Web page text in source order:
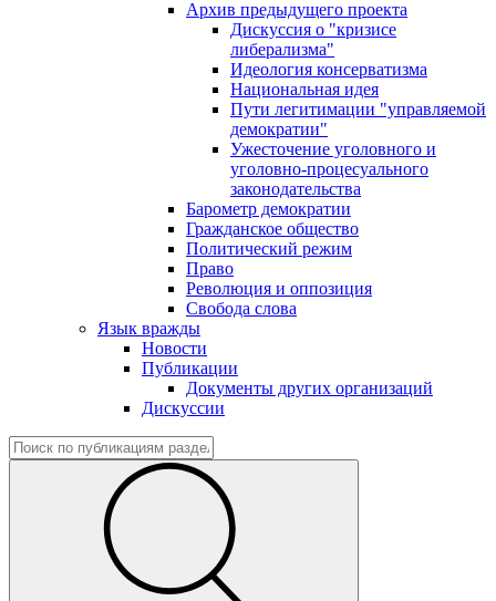
Архив предыдущего проекта
Дискуссия о "кризисе
либерализма"
Идеология консерватизма
Национальная идея
Пути легитимации "управляемой
демократии"
Ужесточение уголовного и
уголовно-процесуального
законодательства
Барометр демократии
Гражданское общество
Политический режим
Право
Революция и оппозиция
Свобода слова
Язык вражды
Новости
Публикации
Документы других организаций
Дискуссии